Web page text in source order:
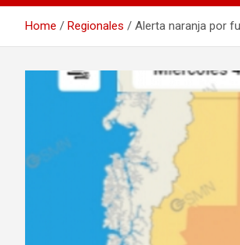
Home Regionales Alerta naranja por